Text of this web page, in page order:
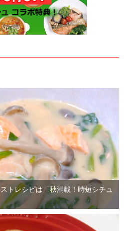
トレシピは「秋満載！時短シチュ